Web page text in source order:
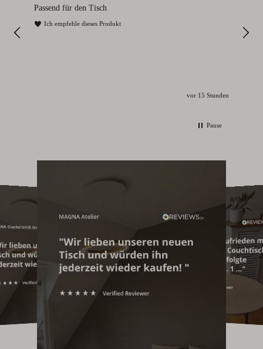
Passend für den Tisch
Ich empfehle dieses Produkt
vor 15 Stunden
Pause